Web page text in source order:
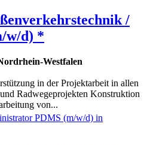
/
w/d) *
Westfalen
in der Projektarbeit in allen
Radwegeprojekten Konstruktion
von...